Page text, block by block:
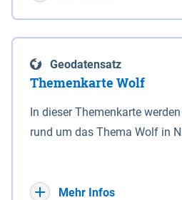
enthalten. Sperrwerke Sperrwerke sind Bauwerke
mit Sperrvorrichtungen in
Schutz eines Gebietes vor
vor Sturmfluten, zu dienen
Eigenschaft eines
die Deichbehörde durch
Geodatensatz
Themenkarte Wolf
In dieser Themenkarte
rund um das Thema Wolf in
sowie Status der
laufenden Monitoringjahr.
Mehr Infos